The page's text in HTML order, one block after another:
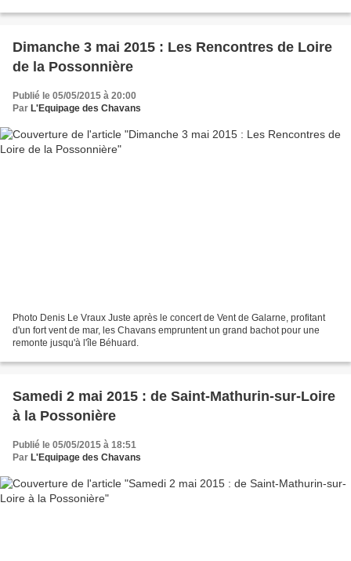
Dimanche 3 mai 2015 : Les Rencontres de Loire
de la Possonnière
Publié le 05/05/2015 à 20:00
Par L'Equipage des Chavans
Photo Denis Le Vraux Juste après le concert de Vent de Galarne, profitant
d'un fort vent de mar, les Chavans empruntent un grand bachot pour une
remonte jusqu'à l'île Béhuard.
Samedi 2 mai 2015 : de Saint-Mathurin-sur-Loire
à la Possonière
Publié le 05/05/2015 à 18:51
Par L'Equipage des Chavans